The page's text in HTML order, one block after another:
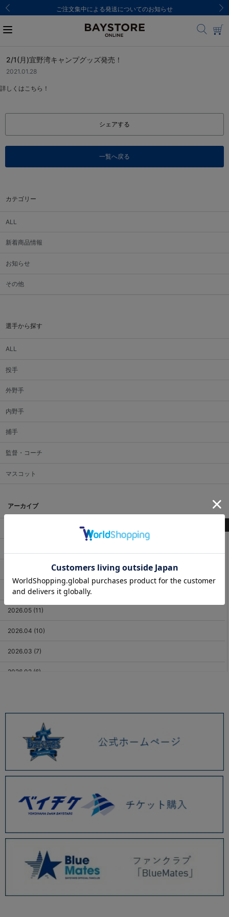
ご注文集中による発送についてのお知らせ
カテゴリー
ALL
新着商品情報
お知らせ
その他
選手から探す
ALL
投手
外野手
内野手
捕手
監督・コーチ
マスコット
アーカイブ
2026.06 (12)
2026.05 (11)
2026.04 (10)
2026.03 (7)
2026.02 (6)
2025.12 (3)
2025.11 (6)
2025.10 (5)
2025.09 (5)
2025.08 (6)
2025.07 (6)
2025.05 (9)
2025.04 (9)
2025.03 (9)
2/1(月)宜野湾キャンプグッズ発売！
2021.01.28
詳しくはこちら！
シェアする
一覧へ戻る